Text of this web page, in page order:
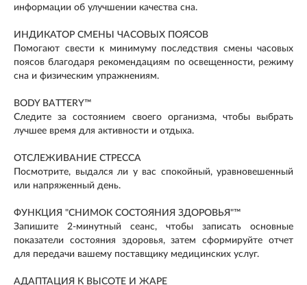
информации об улучшении качества сна.
ИНДИКАТОР СМЕНЫ ЧАСОВЫХ ПОЯСОВ
Помогают свести к минимуму последствия смены часовых
поясов благодаря рекомендациям по освещенности, режиму
сна и физическим упражнениям.
BODY BATTERY™
Следите за состоянием своего организма, чтобы выбрать
лучшее время для активности и отдыха.
ОТСЛЕЖИВАНИЕ СТРЕССА
Посмотрите, выдался ли у вас спокойный, уравновешенный
или напряженный день.
ФУНКЦИЯ "СНИМОК СОСТОЯНИЯ ЗДОРОВЬЯ"™
Запишите 2-минутный сеанс, чтобы записать основные
показатели состояния здоровья, затем сформируйте отчет
для передачи вашему поставщику медицинских услуг.
АДАПТАЦИЯ К ВЫСОТЕ И ЖАРЕ